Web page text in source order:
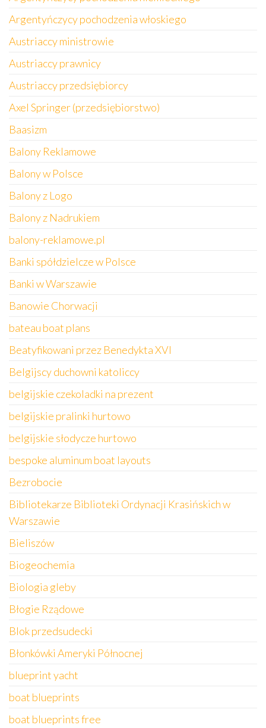
Argentyńczycy pochodzenia włoskiego
Austriaccy ministrowie
Austriaccy prawnicy
Austriaccy przedsiębiorcy
Axel Springer (przedsiębiorstwo)
Baasizm
Balony Reklamowe
Balony w Polsce
Balony z Logo
Balony z Nadrukiem
balony-reklamowe.pl
Banki spółdzielcze w Polsce
Banki w Warszawie
Banowie Chorwacji
bateau boat plans
Beatyfikowani przez Benedykta XVI
Belgijscy duchowni katoliccy
belgijskie czekoladki na prezent
belgijskie pralinki hurtowo
belgijskie słodycze hurtowo
bespoke aluminum boat layouts
Bezrobocie
Bibliotekarze Biblioteki Ordynacji Krasińskich w
Warszawie
Bieliszów
Biogeochemia
Biologia gleby
Błogie Rządowe
Blok przedsudecki
Błonkówki Ameryki Północnej
blueprint yacht
boat blueprints
boat blueprints free